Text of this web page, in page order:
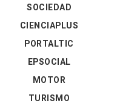
SOCIEDAD
CIENCIAPLUS
PORTALTIC
EPSOCIAL
MOTOR
TURISMO